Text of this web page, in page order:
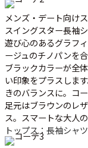
メンズ・デート向け
スイングスター長袖
遊び心のあるグラフ
ージュのチノパンを
ブラックカラーが全
い印象をプラスしま
きのバランスに。コ
足元はブラウンのレ
ス。スマートな大人
トップス：長袖シャツ